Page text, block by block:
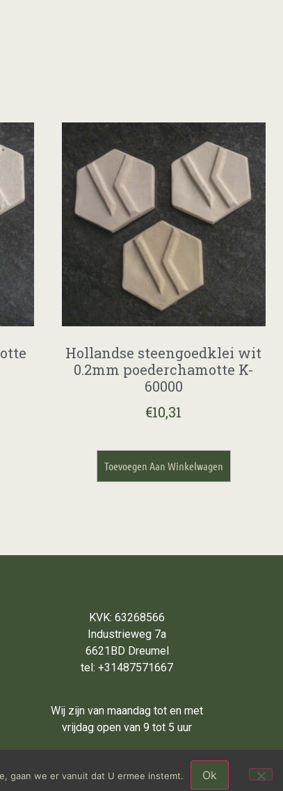
Hollandse steengoedklei wit
0.2mm poederchamotte K-
60000
€10,31
Toevoegen Aan Winkelwagen
KVK: 63268566
Industrieweg 7a
6621BD Dreumel
tel: +31487571667
Wij zijn van maandag tot en met
vrijdag open van 9 tot 5 uur
gaan we er vanuit dat U ermee instemt. Ok